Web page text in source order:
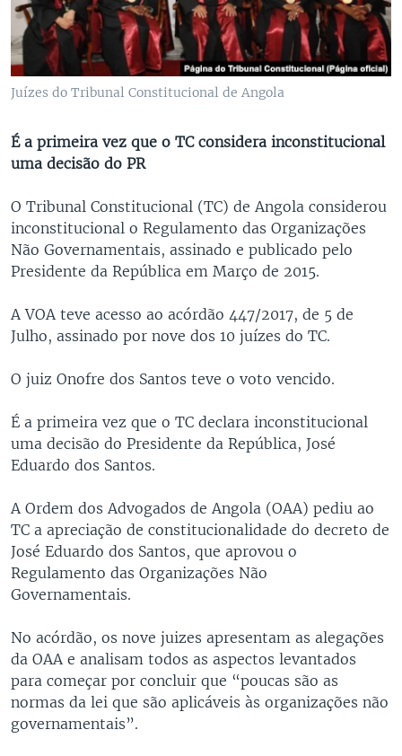
Juízes do Tribunal Constitucional de Angola
É a primeira vez que o TC considera inconstitucional
uma decisão do PR
O Tribunal Constitucional (TC) de Angola considerou
inconstitucional o Regulamento das Organizações
Não Governamentais, assinado e publicado pelo
Presidente da República em Março de 2015.
A VOA teve acesso ao acórdão 447/2017, de 5 de
Julho, assinado por nove dos 10 juízes do TC.
O juiz Onofre dos Santos teve o voto vencido.
É a primeira vez que o TC declara inconstitucional
uma decisão do Presidente da República, José
Eduardo dos Santos.
A Ordem dos Advogados de Angola (OAA) pediu ao
TC a apreciação de constitucionalidade do decreto de
José Eduardo dos Santos, que aprovou o
Regulamento das Organizações Não
Governamentais.
No acórdão, os nove juizes apresentam as alegações
da OAA e analisam todos as aspectos levantados
para começar por concluir que “poucas são as
normas da lei que são aplicáveis às organizações não
governamentais”.